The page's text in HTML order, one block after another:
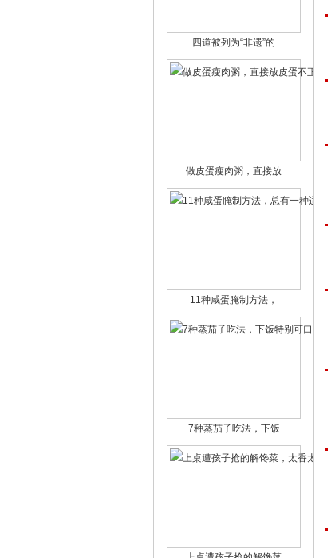
四道被列为“非遗”的
做皮蛋瘦肉粥，直接放
11种咸蛋腌制方法，
7种蒸茄子吃法，下饭